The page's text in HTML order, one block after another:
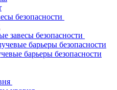
безопасности
завесы безопасности
барьеры безопасности
барьеры безопасности